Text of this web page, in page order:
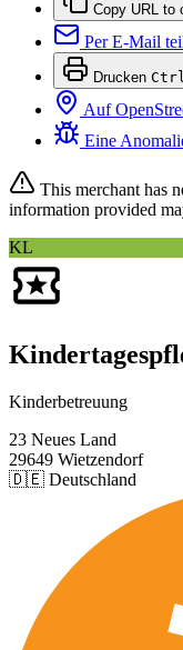
Copy URL to
Per E-Mail
Drucken
Auf
Eine
This merchant has
information provided
KL
Kinderbetreuung
23 Neues Land
29649 Wietzendorf
🇩🇪 Deutschland